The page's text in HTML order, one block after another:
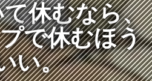
休むなら、
で休むほう
い。